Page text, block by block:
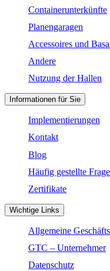
Containerunterkünfte
Planengaragen
Accessoires und
Andere
Nutzung der Hallen
Informationen für Sie
Implementierungen
Kontakt
Blog
Häufig gestellte
Zertifikate
Wichtige Links
Allgemeine
GTC – Unternehmer
Datenschutz